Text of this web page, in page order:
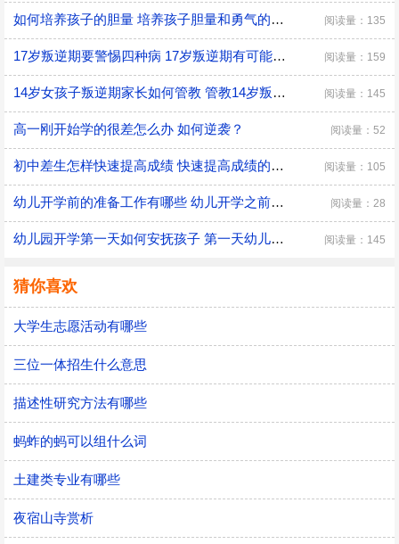
如何培养孩子的胆量 培养孩子胆量和勇气的方法 阅读量：135
17岁叛逆期要警惕四种病 17岁叛逆期有可能会得什么病 阅读量：159
14岁女孩子叛逆期家长如何管教 管教14岁叛逆期女孩子的方法 阅读量：145
高一刚开始学的很差怎么办 如何逆袭？ 阅读量：52
初中差生怎样快速提高成绩 快速提高成绩的方法介绍 阅读量：105
幼儿开学前的准备工作有哪些 幼儿开学之前具体的准备工作 阅读量：28
幼儿园开学第一天如何安抚孩子 第一天幼儿园开学安抚孩子的注意事项 阅读量：145
猜你喜欢
大学生志愿活动有哪些
三位一体招生什么意思
描述性研究方法有哪些
蚂蚱的蚂可以组什么词
土建类专业有哪些
夜宿山寺赏析